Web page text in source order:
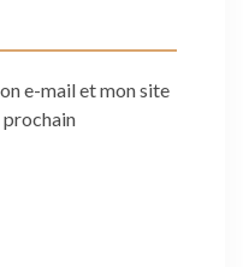
e-mail et mon site
prochain